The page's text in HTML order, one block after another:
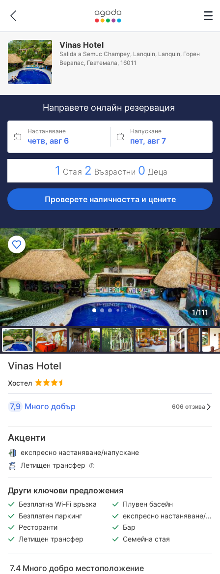
Vinas Hotel
Salida a Semuc Champey, Lanquin, Lanquin, Горен
Верапас, Гватемала, 16011
Направете онлайн резервация
Настаняване
четв, авг 6
Напускане
пет, авг 7
1 Стая 2 Възрастни 0 Деца
Проверете наличността и цените
1/111
Vinas Hotel
Хостел
7,9 Много добър 606 отзива
Акценти
експресно настаняване/напускане
Летищен трансфер
Други ключови предложения
Безплатна Wi-Fi връзка
Плувен басейн
Безплатен паркинг
експресно настаняване/
напускане
Ресторанти
Бар
Летищен трансфер
Семейна стая
7.4 Много добро местоположение